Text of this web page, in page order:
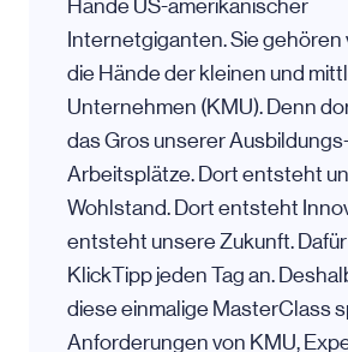
Hände US-amerikanischer
Internetgiganten. Sie gehören
die Hände der kleinen und
Unternehmen (KMU). Denn
das Gros unserer
Arbeitsplätze. Dort entsteht
Wohlstand. Dort entsteht
entsteht unsere Zukunft.
KlickTipp jeden Tag an.
diese einmalige MasterClass
Anforderungen von KMU,